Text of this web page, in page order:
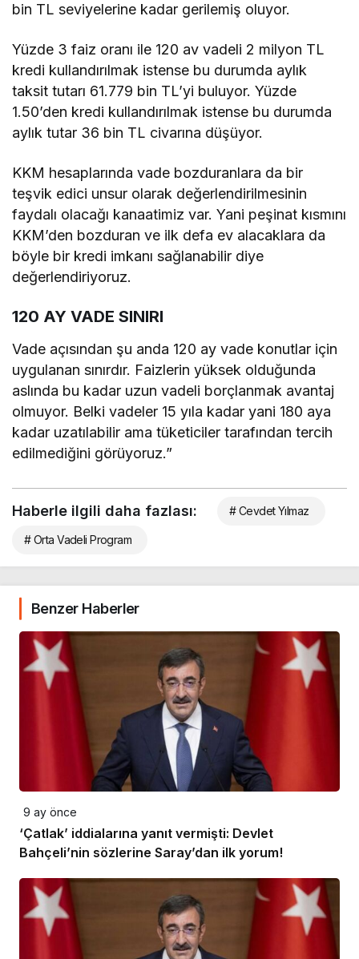
bin TL seviyelerine kadar gerilemiş oluyor.
Yüzde 3 faiz oranı ile 120 av vadeli 2 milyon TL
kredi kullandırılmak istense bu durumda aylık
taksit tutarı 61.779 bin TL’yi buluyor. Yüzde
1.50’den kredi kullandırılmak istense bu durumda
aylık tutar 36 bin TL civarına düşüyor.
KKM hesaplarında vade bozduranlara da bir
teşvik edici unsur olarak değerlendirilmesinin
faydalı olacağı kanaatimiz var. Yani peşinat kısmını
KKM’den bozduran ve ilk defa ev alacaklara da
böyle bir kredi imkanı sağlanabilir diye
değerlendiriyoruz.
120 AY VADE SINIRI
Vade açısından şu anda 120 ay vade konutlar için
uygulanan sınırdır. Faizlerin yüksek olduğunda
aslında bu kadar uzun vadeli borçlanmak avantaj
olmuyor. Belki vadeler 15 yıla kadar yani 180 aya
kadar uzatılabilir ama tüketiciler tarafından tercih
edilmediğini görüyoruz.”
Haberle ilgili daha fazlası: # Cevdet Yılmaz
# Orta Vadeli Program
Benzer Haberler
9 ay önce
‘Çatlak’ iddialarına yanıt vermişti: Devlet
Bahçeli’nin sözlerine Saray’dan ilk yorum!